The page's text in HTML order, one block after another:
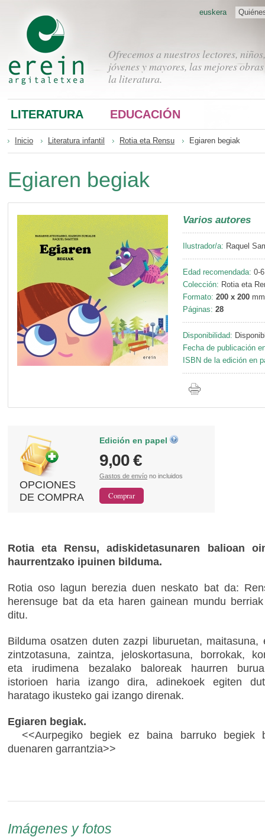
Ofrecemos a nuestros lectores, niños,
jóvenes y mayores, las mejores
la literatura.
euskera
LITERATURA EDUCACIÓN
Inicio Literatura infantil Rotia eta Rensu Egiaren begiak
Egiaren begiak
Varios autores
Ilustrador/a: Raquel
Edad recomendada: 0-
Colección: Rotia eta
Formato: 200 x 200 mm
Páginas: 28
Disponibilidad:
Fecha de publicación
ISBN de la edición en
OPCIONES
DE COMPRA
Edición en papel
9,00 €
Gastos de envío no incluidos
Rotia eta Rensu, adiskidetasunaren balioan
haurrentzako ipuinen bilduma.
Rotia oso lagun berezia duen neskato bat da:
herensuge bat da eta haren gainean mundu
ditu.
Bilduma osatzen duten zazpi liburuetan, maitasuna,
zintzotasuna, zaintza, jeloskortasuna, borrokak,
eta irudimena bezalako baloreak haurren
istorioen haria izango dira, adinekoek egiten
haratago ikusteko gai izango direnak.
Egiaren begiak.
<<Aurpegiko begiek ez baina barruko begiek
duenaren garrantzia>>
Imágenes y fotos